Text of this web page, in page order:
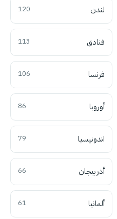
لندن 120
فنادق 113
فرنسا 106
أوروبا 86
اندونيسيا 79
أذربيجان 66
ألمانيا 61